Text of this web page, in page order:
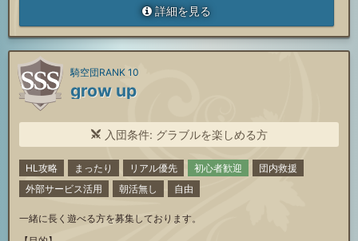
詳細を見る
grow up
騎空団RANK 10
入団条件: グラブルを楽しめる方
HL攻略 まったり リアル優先 初心者歓迎
団内救援
外部サービス活用
朝活無し 自由
一緒に長く遊べる方を募集しております。